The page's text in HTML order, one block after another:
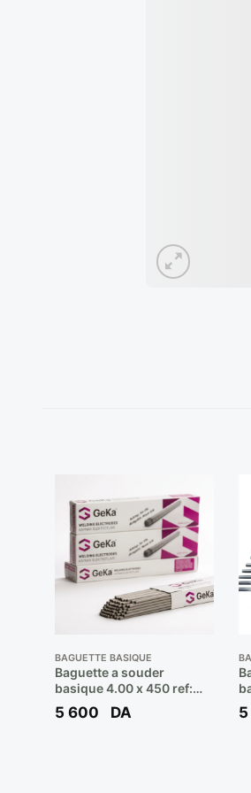
BAGUETTE BASIQUE
Baguette a souder
basique 4.00 x 450 ref:
7018 ( b/6kgs 200 pcs ) **
GEKA LASER B47
5 600 DA